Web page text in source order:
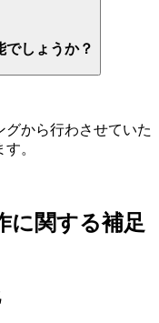
でしょうか？
から行わさせていた
。
に関する補足